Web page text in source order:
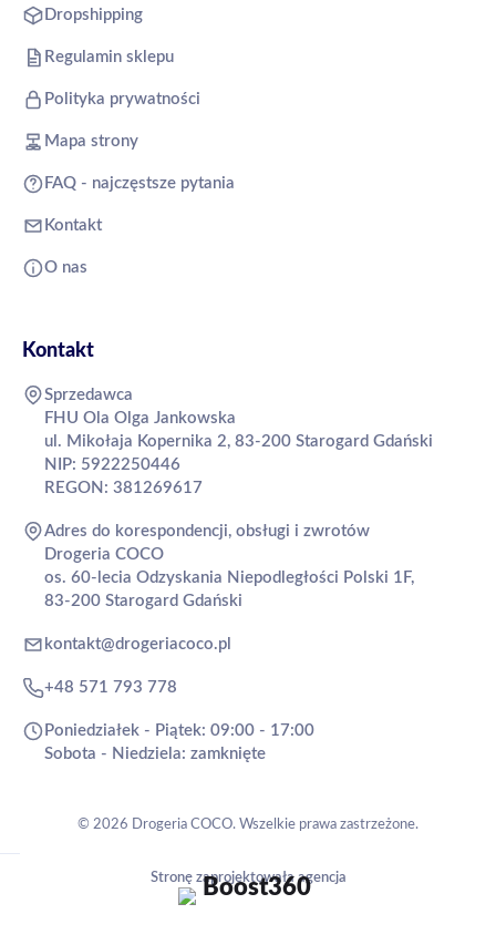
Dropshipping
Regulamin sklepu
Polityka prywatności
Mapa strony
FAQ - najczęstsze pytania
Kontakt
O nas
Kontakt
Sprzedawca
FHU Ola Olga Jankowska
ul. Mikołaja Kopernika 2, 83-200 Starogard Gdański
NIP: 5922250446
REGON: 381269617
Adres do korespondencji, obsługi i zwrotów
Drogeria COCO
os. 60-lecia Odzyskania Niepodległości Polski 1F,
83-200 Starogard Gdański
kontakt@drogeriacoco.pl
+48 571 793 778
Poniedziałek - Piątek: 09:00 - 17:00
Sobota - Niedziela: zamknięte
© 2026 Drogeria COCO. Wszelkie prawa zastrzeżone.
Stronę zaprojektowała agencja